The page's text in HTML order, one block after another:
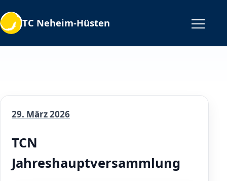
TC Neheim-Hüsten
29. März 2026
TCN
Jahreshauptversammlung